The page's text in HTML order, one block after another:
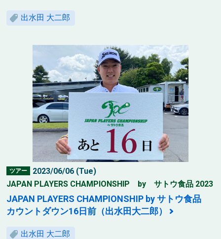
出水田 大二郎
ツアー
2023/06/06 (Tue)
JAPAN PLAYERS CHAMPIONSHIP by サトウ食品 2023
JAPAN PLAYERS CHAMPIONSHIP by サトウ食品
カウントダウン16日前（出水田大二郎）
出水田 大二郎